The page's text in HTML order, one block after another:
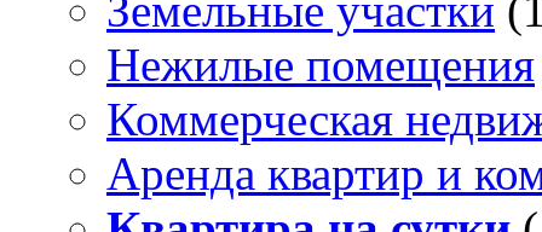
Земельные участки
Нежилые помещения
Коммерческая
Аренда квартир и